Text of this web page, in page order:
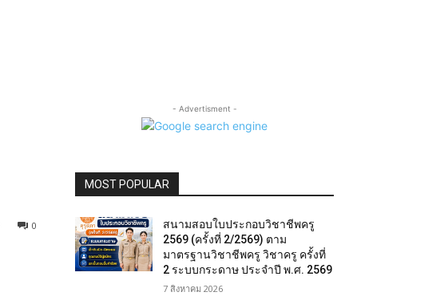
0
- Advertisment -
MOST POPULAR
สนามสอบใบประกอบวิชาชีพครู
2569 (ครั้งที่ 2/2569) ตาม
มาตรฐานวิชาชีพครู วิชาครู ครั้งที่
2 ระบบกระดาษ ประจำปี พ.ศ. 2569
7 สิงหาคม 2026